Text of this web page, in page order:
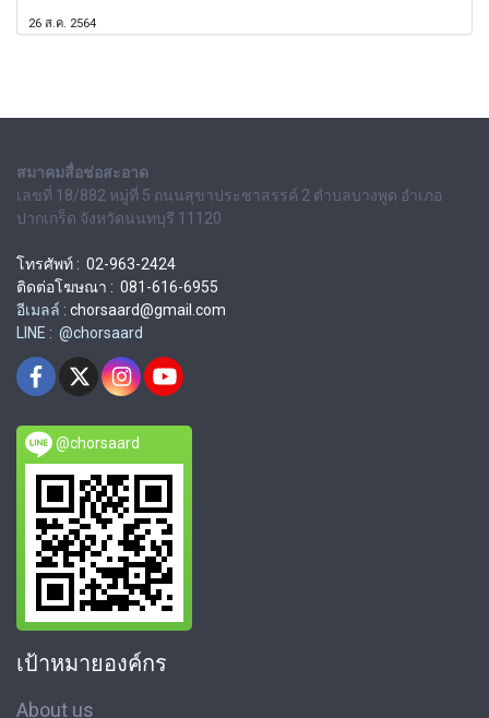
26 ส.ค. 2564
สมาคมสื่อช่อสะอาด
เลขที่ 18/882 หมู่ที่ 5 ถนนสุขาประชาสรรค์ 2 ตำบลบางพูด อำเภอ
ปากเกร็ด จังหวัดนนทบุรี 11120
โทรศัพท์ : 02-963-2424
ติดต่อโฆษณา : 081-616-6955
อีเมลล์ : chorsaard@gmail.com
LINE : @chorsaard
@chorsaard
เป้าหมายองค์กร
About us